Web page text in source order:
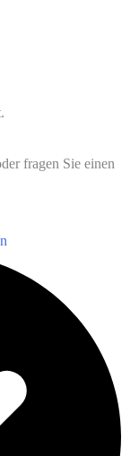
fragen Sie einen